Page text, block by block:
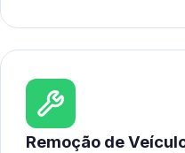
Remoção de